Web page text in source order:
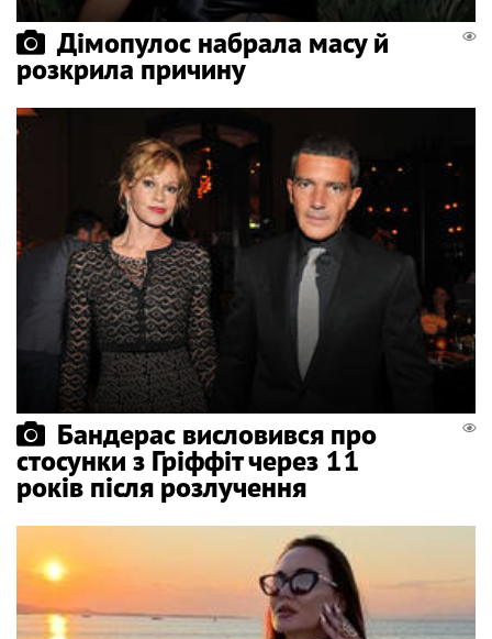
Дімопулос набрала масу й
розкрила причину
Бандерас висловився про
стосунки з Гріффіт через 11
років після розлучення